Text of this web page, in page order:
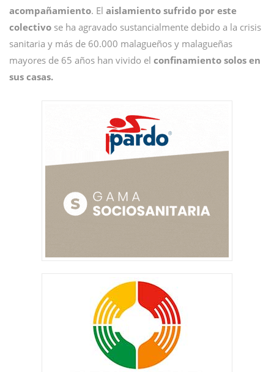
acompañamiento. El aislamiento sufrido por este
colectivo se ha agravado sustancialmente debido a la crisis
sanitaria y más de 60.000 malagueños y malagueñas
mayores de 65 años han vivido el confinamiento solos en
sus casas.